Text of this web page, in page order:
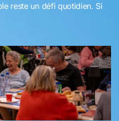
reste un défi quotidien. Si